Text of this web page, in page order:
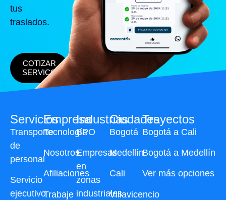
tus
traslados.
COTIZAR
SERVICO
Servicios
Transporte
de
personal
Servicio
ejecutivo
Industrias
BPO
Empresas
en
zonas
industriales
Ciudades
Bogotá
Medellín
Cali
Villavicencio
Trayectos
Bogotá a Cali
Bogotá a Medellín
Ver más opciones
Empresa
Tecnología
Nosotros
Afiliaciones
Trabaje